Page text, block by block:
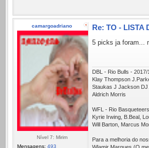
camargoadriano
Nível 7: Mirim
Mensagens: 493
Re: TO - LISTA
5 picks ja foram...
DBL - Rio Bulls - 2017/
Klay Thompson
Staukas J Jackson DJ
Aldrich Morris
WFL - Rio
Kyrie Irwing, B.Beal,
Will Barton, Marcus
Para a melhoria do